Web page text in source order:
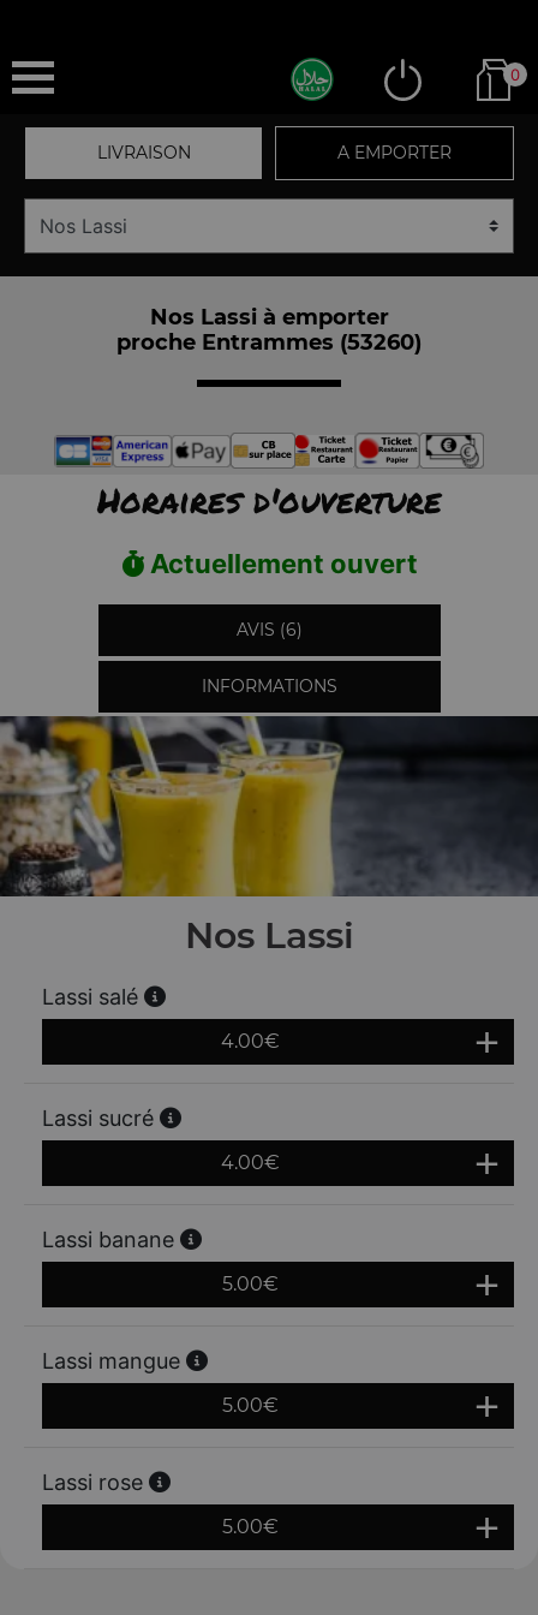
0
LIVRAISON A EMPORTER
Nos Lassi à emporter
proche Entrammes (53260)
Horaires d'ouverture
Actuellement ouvert
AVIS (6)
INFORMATIONS
Nos Lassi
Lassi salé
4.00€
Lassi sucré
4.00€
Lassi banane
5.00€
Lassi mangue
5.00€
Lassi rose
5.00€